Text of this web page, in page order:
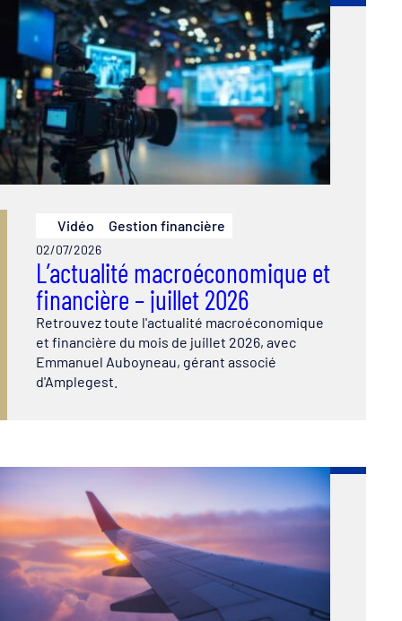
Vidéo Gestion financière
02/07/2026
L’actualité macroéconomique et
financière – juillet 2026
Retrouvez toute l'actualité macroéconomique
et financière du mois de juillet 2026, avec
Emmanuel Auboyneau, gérant associé
d'Amplegest.